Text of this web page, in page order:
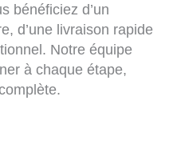
bénéficiez d’un
d’une livraison rapide
Notre équipe
à chaque étape,